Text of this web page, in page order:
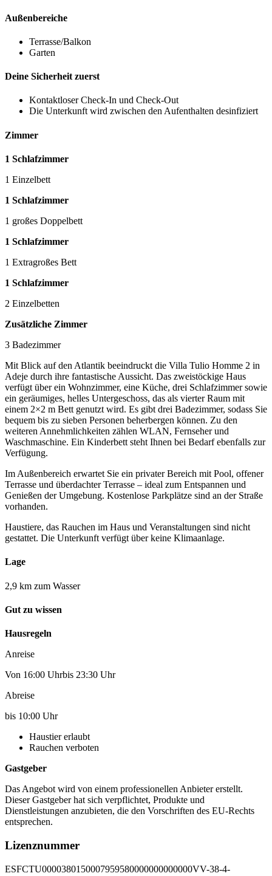
Außenbereiche
Terrasse/Balkon
Garten
Deine Sicherheit zuerst
Kontaktloser Check-In und Check-Out
Die Unterkunft wird zwischen den Aufenthalten desinfiziert
Zimmer
1 Schlafzimmer
1 Einzelbett
1 Schlafzimmer
1 großes Doppelbett
1 Schlafzimmer
1 Extragroßes Bett
1 Schlafzimmer
2 Einzelbetten
Zusätzliche Zimmer
3 Badezimmer
Mit Blick auf den Atlantik beeindruckt die Villa Tulio Homme 2 in
Adeje durch ihre fantastische Aussicht. Das zweistöckige Haus
verfügt über ein Wohnzimmer, eine Küche, drei Schlafzimmer sowie
ein geräumiges, helles Untergeschoss, das als vierter Raum mit
einem 2×2 m Bett genutzt wird. Es gibt drei Badezimmer, sodass Sie
bequem bis zu sieben Personen beherbergen können. Zu den
weiteren Annehmlichkeiten zählen WLAN, Fernseher und
Waschmaschine. Ein Kinderbett steht Ihnen bei Bedarf ebenfalls zur
Verfügung.
Im Außenbereich erwartet Sie ein privater Bereich mit Pool, offener
Terrasse und überdachter Terrasse – ideal zum Entspannen und
Genießen der Umgebung. Kostenlose Parkplätze sind an der Straße
vorhanden.
Haustiere, das Rauchen im Haus und Veranstaltungen sind nicht
gestattet. Die Unterkunft verfügt über keine Klimaanlage.
Lage
2,9 km zum Wasser
Gut zu wissen
Hausregeln
Anreise
Von 16:00 Uhrbis 23:30 Uhr
Abreise
bis 10:00 Uhr
Haustier erlaubt
Rauchen verboten
Gastgeber
Das Angebot wird von einem professionellen Anbieter erstellt.
Dieser Gastgeber hat sich verpflichtet, Produkte und
Dienstleistungen anzubieten, die den Vorschriften des EU-Rechts
entsprechen.
Lizenznummer
ESFCTU0000380150007959580000000000000VV-38-4-